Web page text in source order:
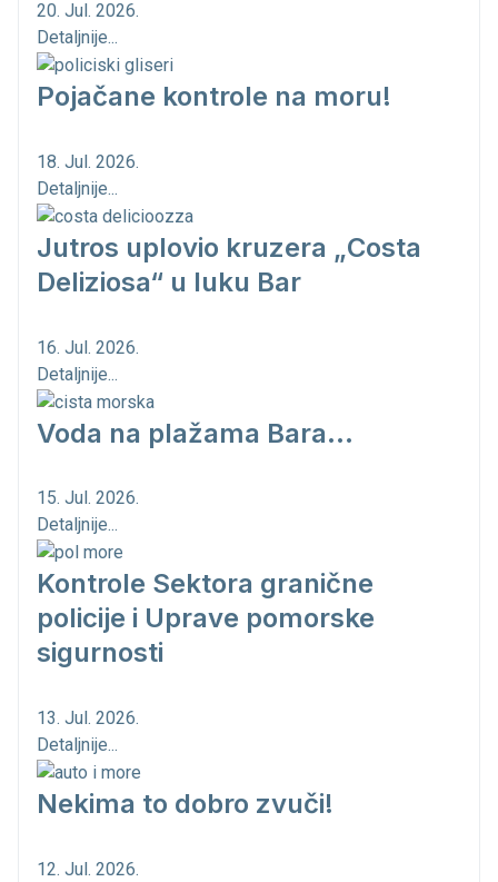
20. Jul. 2026.
Detaljnije...
Pojačane kontrole na moru!
18. Jul. 2026.
Detaljnije...
Jutros uplovio kruzera „Costa
Deliziosa“ u luku Bar
16. Jul. 2026.
Detaljnije...
Voda na plažama Bara...
15. Jul. 2026.
Detaljnije...
Kontrole Sektora granične
policije i Uprave pomorske
sigurnosti
13. Jul. 2026.
Detaljnije...
Nekima to dobro zvuči!
12. Jul. 2026.